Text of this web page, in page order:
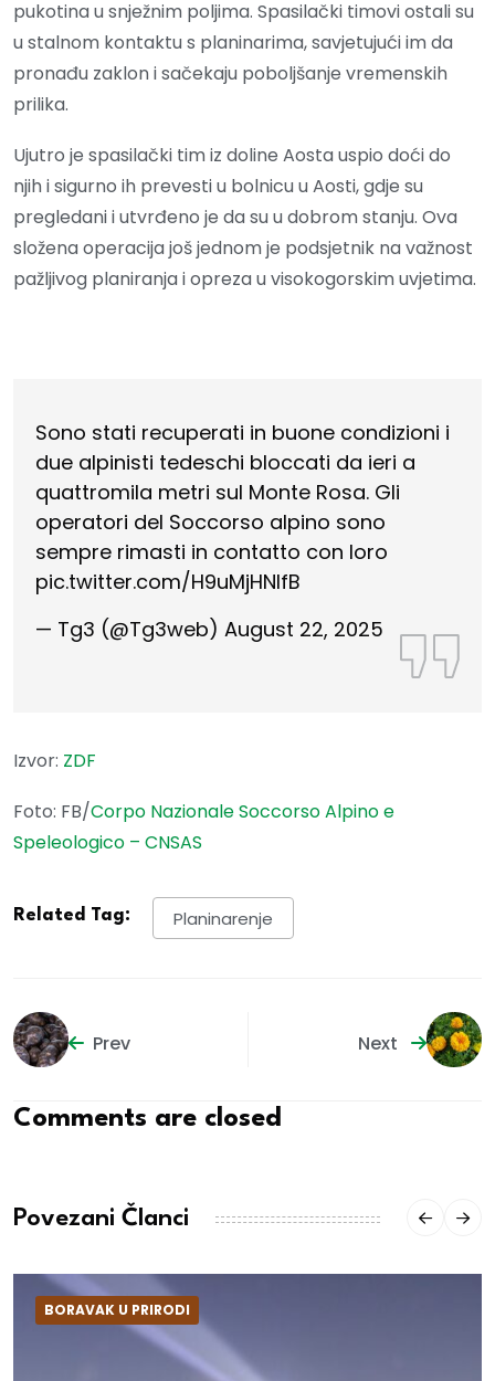
pukotina u snježnim poljima. Spasilački timovi ostali su
u stalnom kontaktu s planinarima, savjetujući im da
pronađu zaklon i sačekaju poboljšanje vremenskih
prilika.
Ujutro je spasilački tim iz doline Aosta uspio doći do
njih i sigurno ih prevesti u bolnicu u Aosti, gdje su
pregledani i utvrđeno je da su u dobrom stanju. Ova
složena operacija još jednom je podsjetnik na važnost
pažljivog planiranja i opreza u visokogorskim uvjetima.
Sono stati recuperati in buone condizioni i
due alpinisti tedeschi bloccati da ieri a
quattromila metri sul Monte Rosa. Gli
operatori del Soccorso alpino sono
sempre rimasti in contatto con loro
pic.twitter.com/H9uMjHNlfB
— Tg3 (@Tg3web) August 22, 2025
Izvor: ZDF
Foto: FB/Corpo Nazionale Soccorso Alpino e
Speleologico – CNSAS
Related Tag: Planinarenje
Prev Next
Comments are closed
Povezani Članci
BORAVAK U PRIRODI